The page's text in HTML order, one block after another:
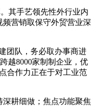
其手艺领先性外行业内
营销取保守外贸营业深
团队，务必取办事商进
越8000家制制企业，优
合作力正在于对工业范
耕细做；焦点功能聚焦